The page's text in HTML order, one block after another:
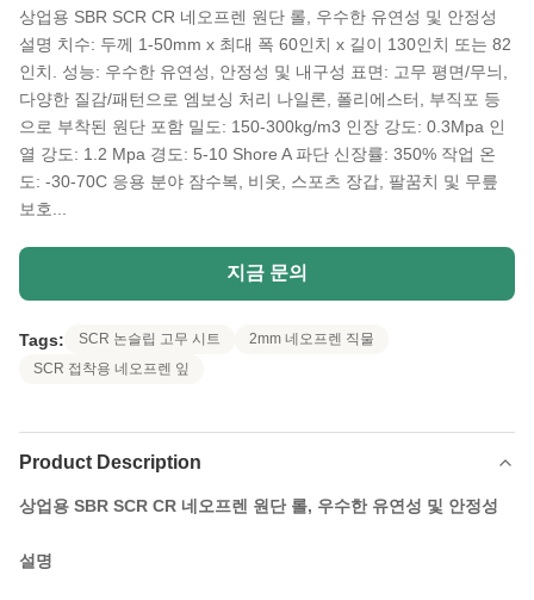
상업용 SBR SCR CR 네오프렌 원단 롤, 우수한 유연성 및 안정성
설명 치수: 두께 1-50mm x 최대 폭 60인치 x 길이 130인치 또는 82
인치. 성능: 우수한 유연성, 안정성 및 내구성 표면: 고무 평면/무늬,
다양한 질감/패턴으로 엠보싱 처리 나일론, 폴리에스터, 부직포 등
으로 부착된 원단 포함 밀도: 150-300kg/m3 인장 강도: 0.3Mpa 인
열 강도: 1.2 Mpa 경도: 5-10 Shore A 파단 신장률: 350% 작업 온
도: -30-70C 응용 분야 잠수복, 비옷, 스포츠 장갑, 팔꿈치 및 무릎
보호...
지금 문의
Tags: SCR 논슬립 고무 시트
2mm 네오프렌 직물
SCR 접착용 네오프렌 잎
Product Description
상업용 SBR SCR CR 네오프렌 원단 롤, 우수한 유연성 및 안정성
설명